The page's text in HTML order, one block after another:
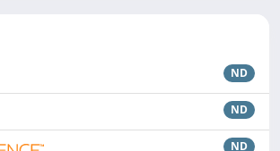
ND
ND
ND